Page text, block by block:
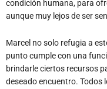
condición humana, para
aunque muy lejos de ser
Marcel no solo refugia a
punto cumple con una
brindarle ciertos recursos
deseado encuentro. Todos